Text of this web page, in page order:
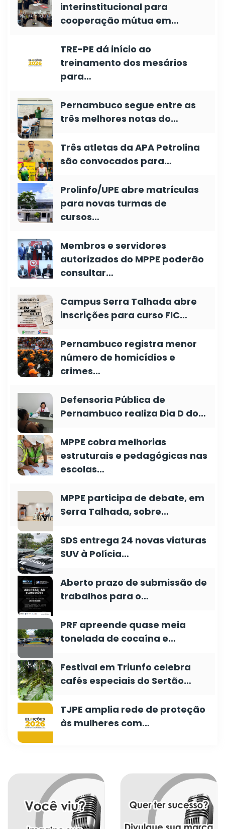
interinstitucional para
cooperação mútua em…
TRE-PE dá início ao
treinamento dos mesários
para…
Pernambuco segue entre as
três melhores notas do…
Três atletas da APA Petrolina
são convocados para…
Prolinfo/UPE abre matrículas
para novas turmas de
cursos…
Membros e servidores
autorizados do MPPE poderão
consultar…
Campus Serra Talhada abre
inscrições para curso FIC…
Pernambuco registra menor
número de homicídios e
crimes…
Defensoria Pública de
Pernambuco realiza Dia D do…
MPPE cobra melhorias
estruturais e pedagógicas nas
escolas…
MPPE participa de debate, em
Serra Talhada, sobre…
SDS entrega 24 novas viaturas
SUV à Polícia…
Aberto prazo de submissão de
trabalhos para o…
PRF apreende quase meia
tonelada de cocaína e…
Festival em Triunfo celebra
cafés especiais do Sertão…
TJPE amplia rede de proteção
às mulheres com…